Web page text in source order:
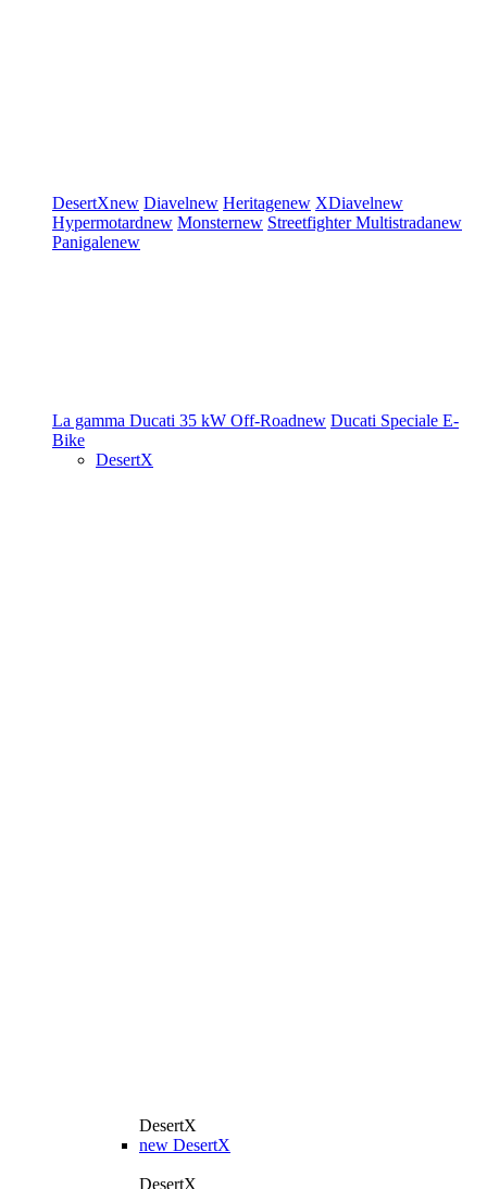
DesertXnew Diavelnew Heritagenew XDiavelnew
Hypermotardnew Monsternew StreetfighterMultistradanew
Panigalenew
La gamma Ducati 35 kW Off-Roadnew Ducati Speciale E-
Bike
DesertX
DesertX
new DesertX
DesertX